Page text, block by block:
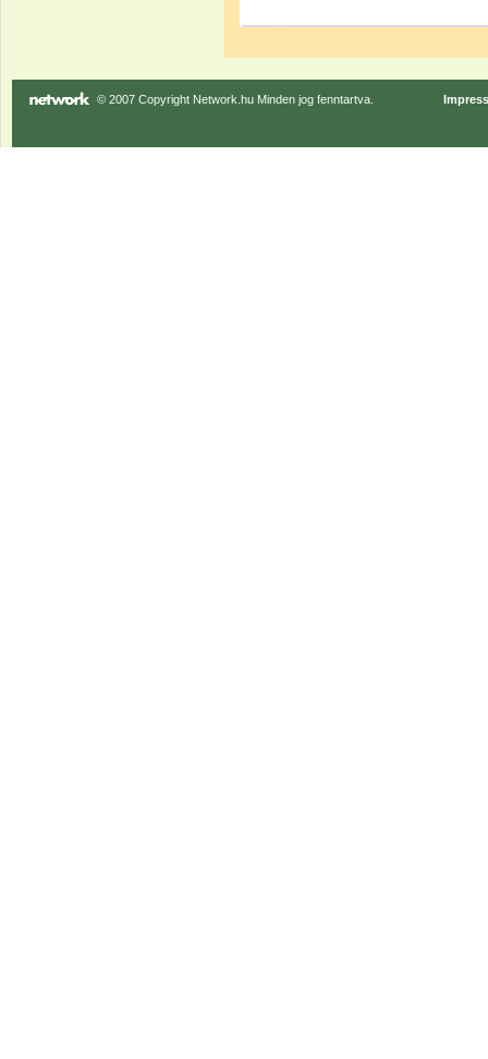
© 2007 Copyright Network.hu Minden jog fenntartva.